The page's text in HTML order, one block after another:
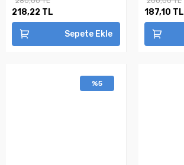
218,22 TL
Sepete Ekle
187,10 TL
%5